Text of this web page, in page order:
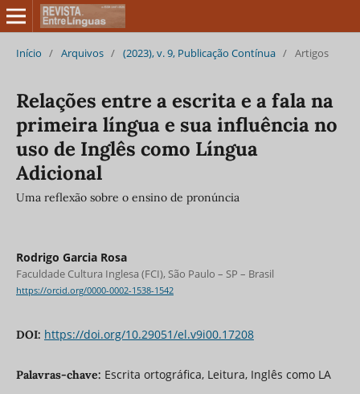
Início / Arquivos / (2023), v. 9, Publicação Contínua / Artigos
Relações entre a escrita e a fala na
primeira língua e sua influência no
uso de Inglês como Língua
Adicional
Uma reflexão sobre o ensino de pronúncia
Rodrigo Garcia Rosa
Faculdade Cultura Inglesa (FCI), São Paulo – SP – Brasil
https://orcid.org/0000-0002-1538-1542
DOI: https://doi.org/10.29051/el.v9i00.17208
Palavras-chave: Escrita ortográfica, Leitura, Inglês como LA